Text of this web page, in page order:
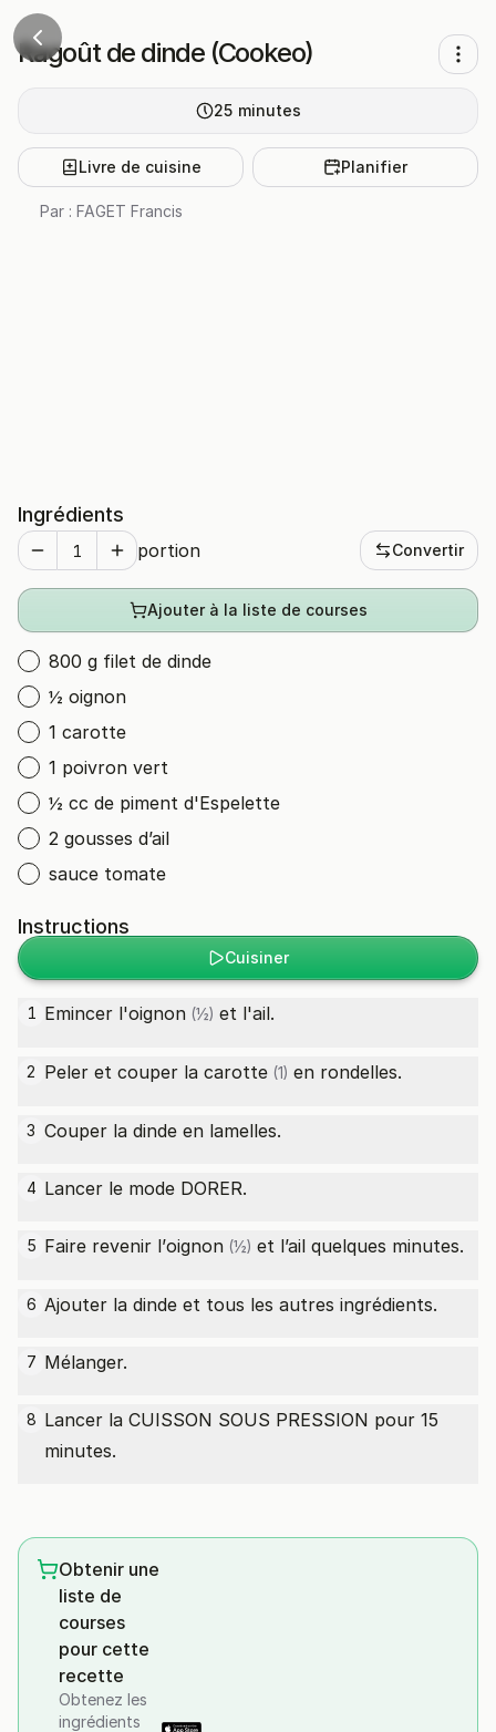
Ragoût de dinde (Cookeo)
25 minutes
Livre de cuisine Planifier
Par : FAGET Francis
Ingrédients
portion Convertir
Ajouter à la liste de courses
800 g filet de dinde
½ oignon
1 carotte
1 poivron vert
½ cc de piment d'Espelette
2 gousses d’ail
sauce tomate
Instructions
Cuisiner
1 Emincer l'oignon (½) et l'ail.
2 Peler et couper la carotte (1) en rondelles.
3 Couper la dinde en lamelles.
4 Lancer le mode DORER.
5 Faire revenir l’oignon (½) et l’ail quelques minutes.
6 Ajouter la dinde et tous les autres ingrédients.
7 Mélanger.
8 Lancer la CUISSON SOUS PRESSION pour 15
minutes.
Obtenir une
liste de
courses
pour cette
recette
Obtenez les
ingrédients